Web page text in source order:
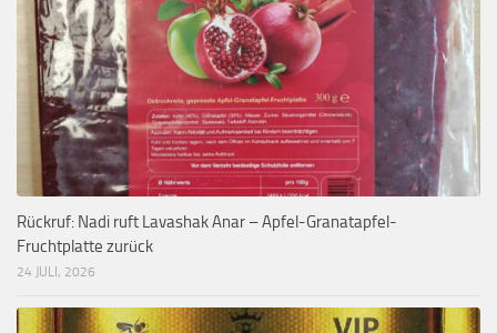
Rückruf: Nadi ruft Lavashak Anar – Apfel-Granatapfel-
Fruchtplatte zurück
24 JULI, 2026